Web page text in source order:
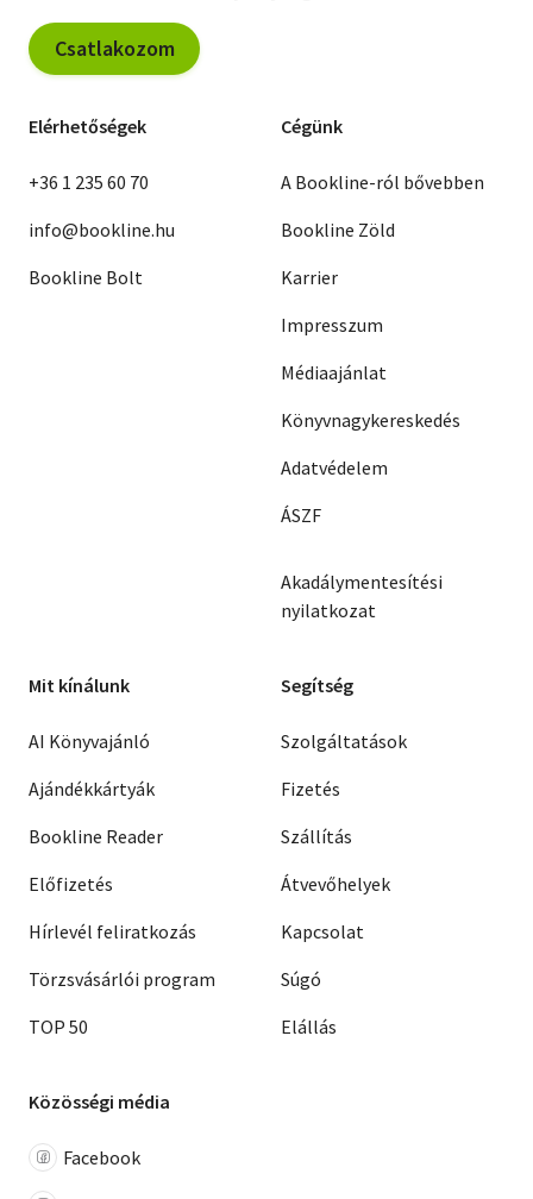
Csatlakozom
Elérhetőségek
+36 1 235 60 70
info@bookline.hu
Bookline Bolt
Cégünk
A Bookline-ról bővebben
Bookline Zöld
Karrier
Impresszum
Médiaajánlat
Könyvnagykereskedés
Adatvédelem
ÁSZF
Akadálymentesítési
nyilatkozat
Mit kínálunk
AI Könyvajánló
Ajándékkártyák
Bookline Reader
Előfizetés
Hírlevél feliratkozás
Törzsvásárlói program
TOP 50
Segítség
Szolgáltatások
Fizetés
Szállítás
Átvevőhelyek
Kapcsolat
Súgó
Elállás
Közösségi média
Facebook